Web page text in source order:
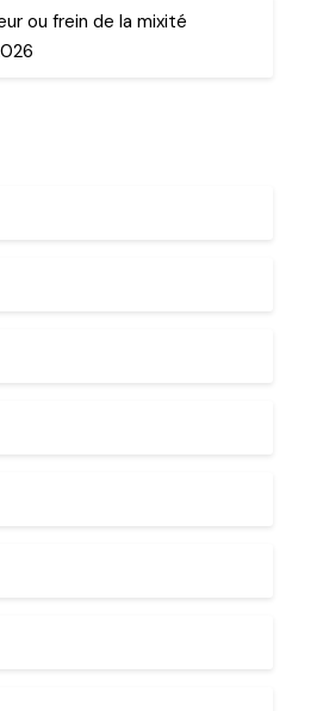
ou frein de la mixité